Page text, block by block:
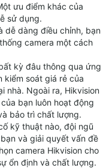
ưu điểm khác của
sử dụng.
dễ dàng điều chỉnh, bạn
camera một cách
kỳ đâu thông qua ứng
kiểm soát giá rẻ của
nhà. Ngoài ra, Hikvision
bạn luôn hoạt động
bảo trì chất lượng.
kỹ thuật nào, đội ngũ
và giải quyết vấn đề
camera Hikvision cho
ổn định và chất lượng.